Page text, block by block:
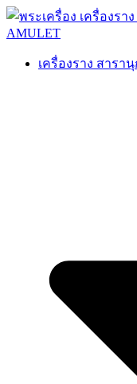
เครื่องราง สารา